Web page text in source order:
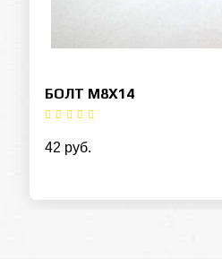
БОЛТ М8Х14
42 руб.